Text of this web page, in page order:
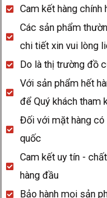
R32980102
quantity
Cam kết hàng chính
Các sản phẩm
chi tiết xin vui lòng
Do là thị trường đồ
Với sản phẩm hết
để Quý khách tham
Đối với mặt hàng có
quốc
Cam kết uy tín -
hàng đầu
Bảo hành mọi sản